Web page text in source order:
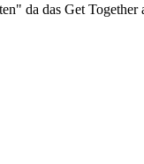
da das Get